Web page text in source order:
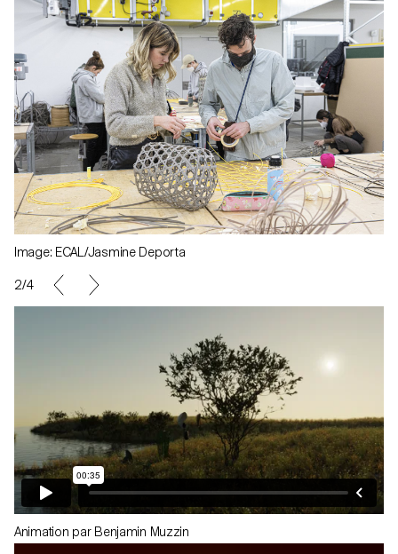
Image: ECAL/Jasmine Deporta
2/4
Animation par Benjamin Muzzin